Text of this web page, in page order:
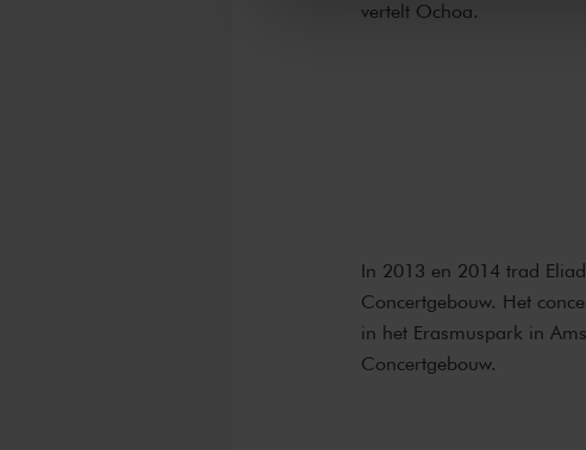
vertelt Ochoa.
In 2013 en 2014 trad
Concertgebouw. Het
in het Erasmuspark in
Concertgebouw.